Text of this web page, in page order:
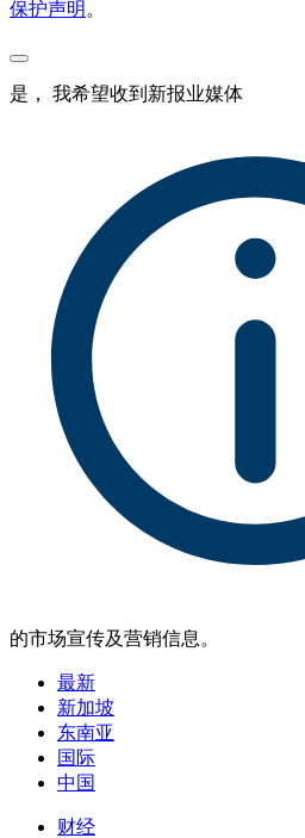
保护声明 。
是， 我希望收到新报业媒体
的市场宣传及营销信息。
最新
新加坡
东南亚
国际
中国
财经